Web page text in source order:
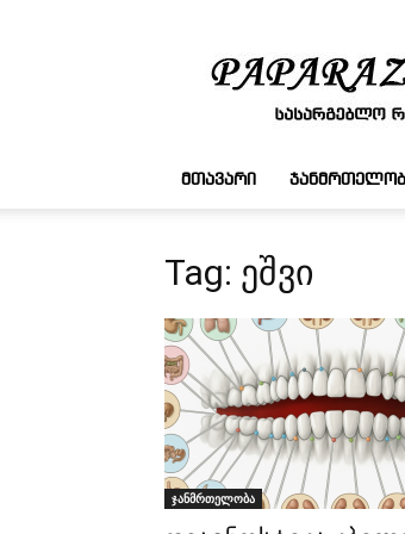
ᲛᲗᲐᲕᲐᲠᲘ
Tag: ეშვი
ჯანმრთელობა